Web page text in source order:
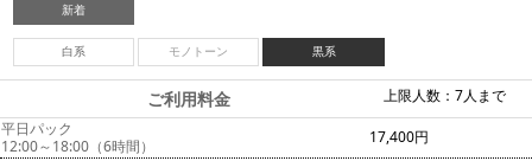
新着
白系 モノトーン 黒系
上限人数：7人まで
ご利用料金
平日パック
12:00～18:00（6時間）
17,400円